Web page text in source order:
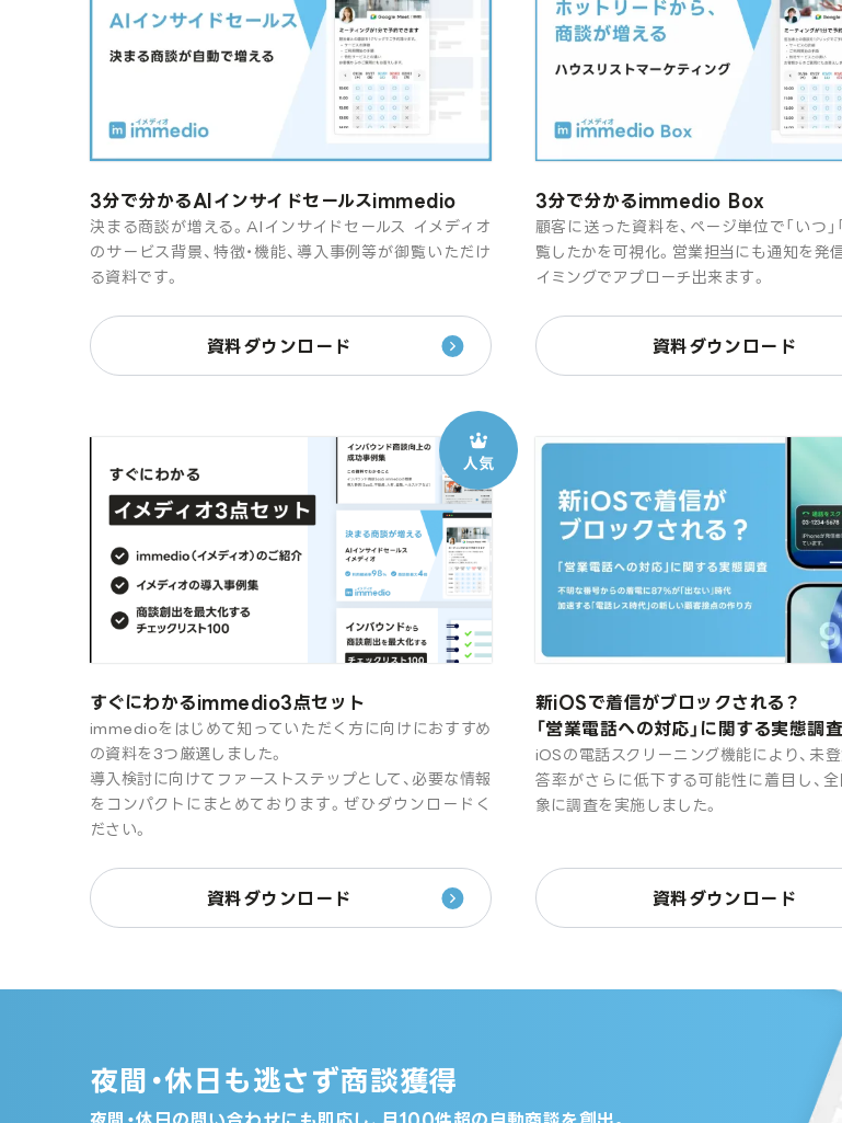
3分で分かるAIインサイドセールスimmedio
決まる商談が増える。AIインサイドセールス イメディオ
のサービス背景、特徴・機能、導入事例等が御覧いただけ
る資料です。
資料ダウンロード
3分で分かるimmedio Box
顧客に送った資料を、ページ単位で「いつ」
覧したかを可視化。営業担当にも通知を発
イミングでアプローチ出来ます。
資料ダウンロード
すぐにわかるimmedio3点セット
immedioをはじめて知っていただく方に向けにおすすめ
の資料を3つ厳選しました。
導入検討に向けてファーストステップとして、必要な情報
をコンパクトにまとめております。ぜひダウンロードく
ださい。
資料ダウンロード
新iOSで着信がブロックされる？
「営業電話への対応」に関する実態調査
iOSの電話スクリーニング機能により、未
答率がさらに低下する可能性に着目し、
象に調査を実施しました。
資料ダウンロード
夜間・休日も逃さず商談獲得